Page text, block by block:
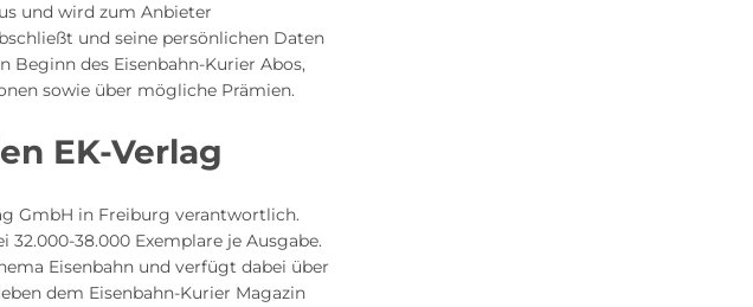
und wird zum Anbieter
und seine persönlichen Daten
des Eisenbahn-Kurier Abos,
sowie über mögliche Prämien.
EK-Verlag
GmbH in Freiburg verantwortlich.
38.000 Exemplare je Ausgabe.
Eisenbahn und verfügt dabei über
dem Eisenbahn-Kurier Magazin